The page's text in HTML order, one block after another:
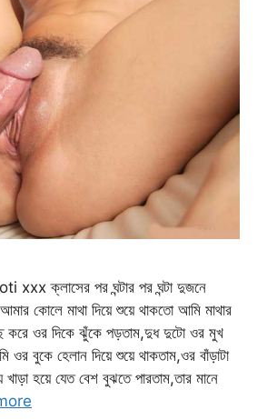
ক্লাসের পর ঘন্টার পর ঘন্টা দুজনে
আমার কোলে মাথা দিয়ে শুয়ে থাকতো আমি মাথার
করে ওর দিকে ঝুঁকে পড়তাম,দুধ দুটো ওর মুখ
বুকে হেলান দিয়ে শুয়ে থাকতাম,ওর বাঁড়াটা
খাড়া হয়ে যেত বেশ বুঝতে পারতাম,তার মানে